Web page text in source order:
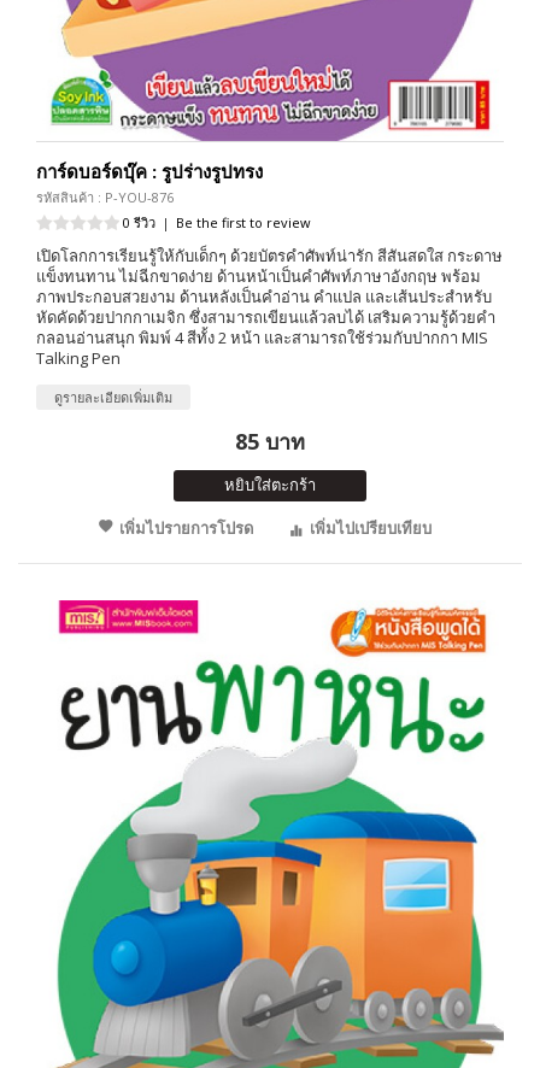
การ์ดบอร์ดบุ๊ค : รูปร่างรูปทรง
รหัสสินค้า : P-YOU-876
0 รีวิว | Be the first to review
เปิดโลกการเรียนรู้ให้กับเด็กๆ ด้วยบัตรคำศัพท์น่ารัก สีสันสดใส กระดาษ
แข็งทนทาน ไม่ฉีกขาดง่าย ด้านหน้าเป็นคำศัพท์ภาษาอังกฤษ พร้อม
ภาพประกอบสวยงาม ด้านหลังเป็นคำอ่าน คำแปล และเส้นประสำหรับ
หัดคัดด้วยปากกาเมจิก ซึ่งสามารถเขียนแล้วลบได้ เสริมความรู้ด้วยคำ
กลอนอ่านสนุก พิมพ์ 4 สีทั้ง 2 หน้า และสามารถใช้ร่วมกับปากกา MIS
Talking Pen
ดูรายละเอียดเพิ่มเติม
85 บาท
หยิบใส่ตะกร้า
เพิ่มไปรายการโปรด
เพิ่มไปเปรียบเทียบ